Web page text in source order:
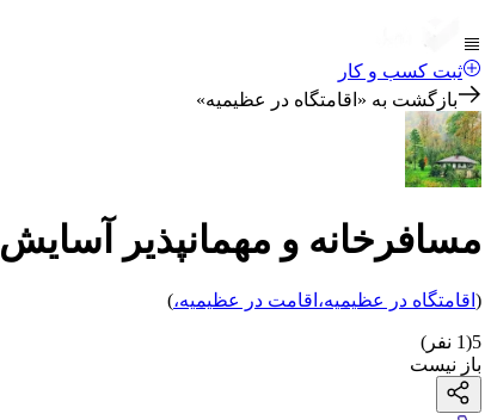
ثبت کسب و کار
بازگشت به « اقامتگاه در عظیمیه»
مسافرخانه و مهمانپذیر آسایش
( اقامتگاه در عظیمیه، اقامت در عظیمیه،)
5
(
1 نفر)
باز نیست